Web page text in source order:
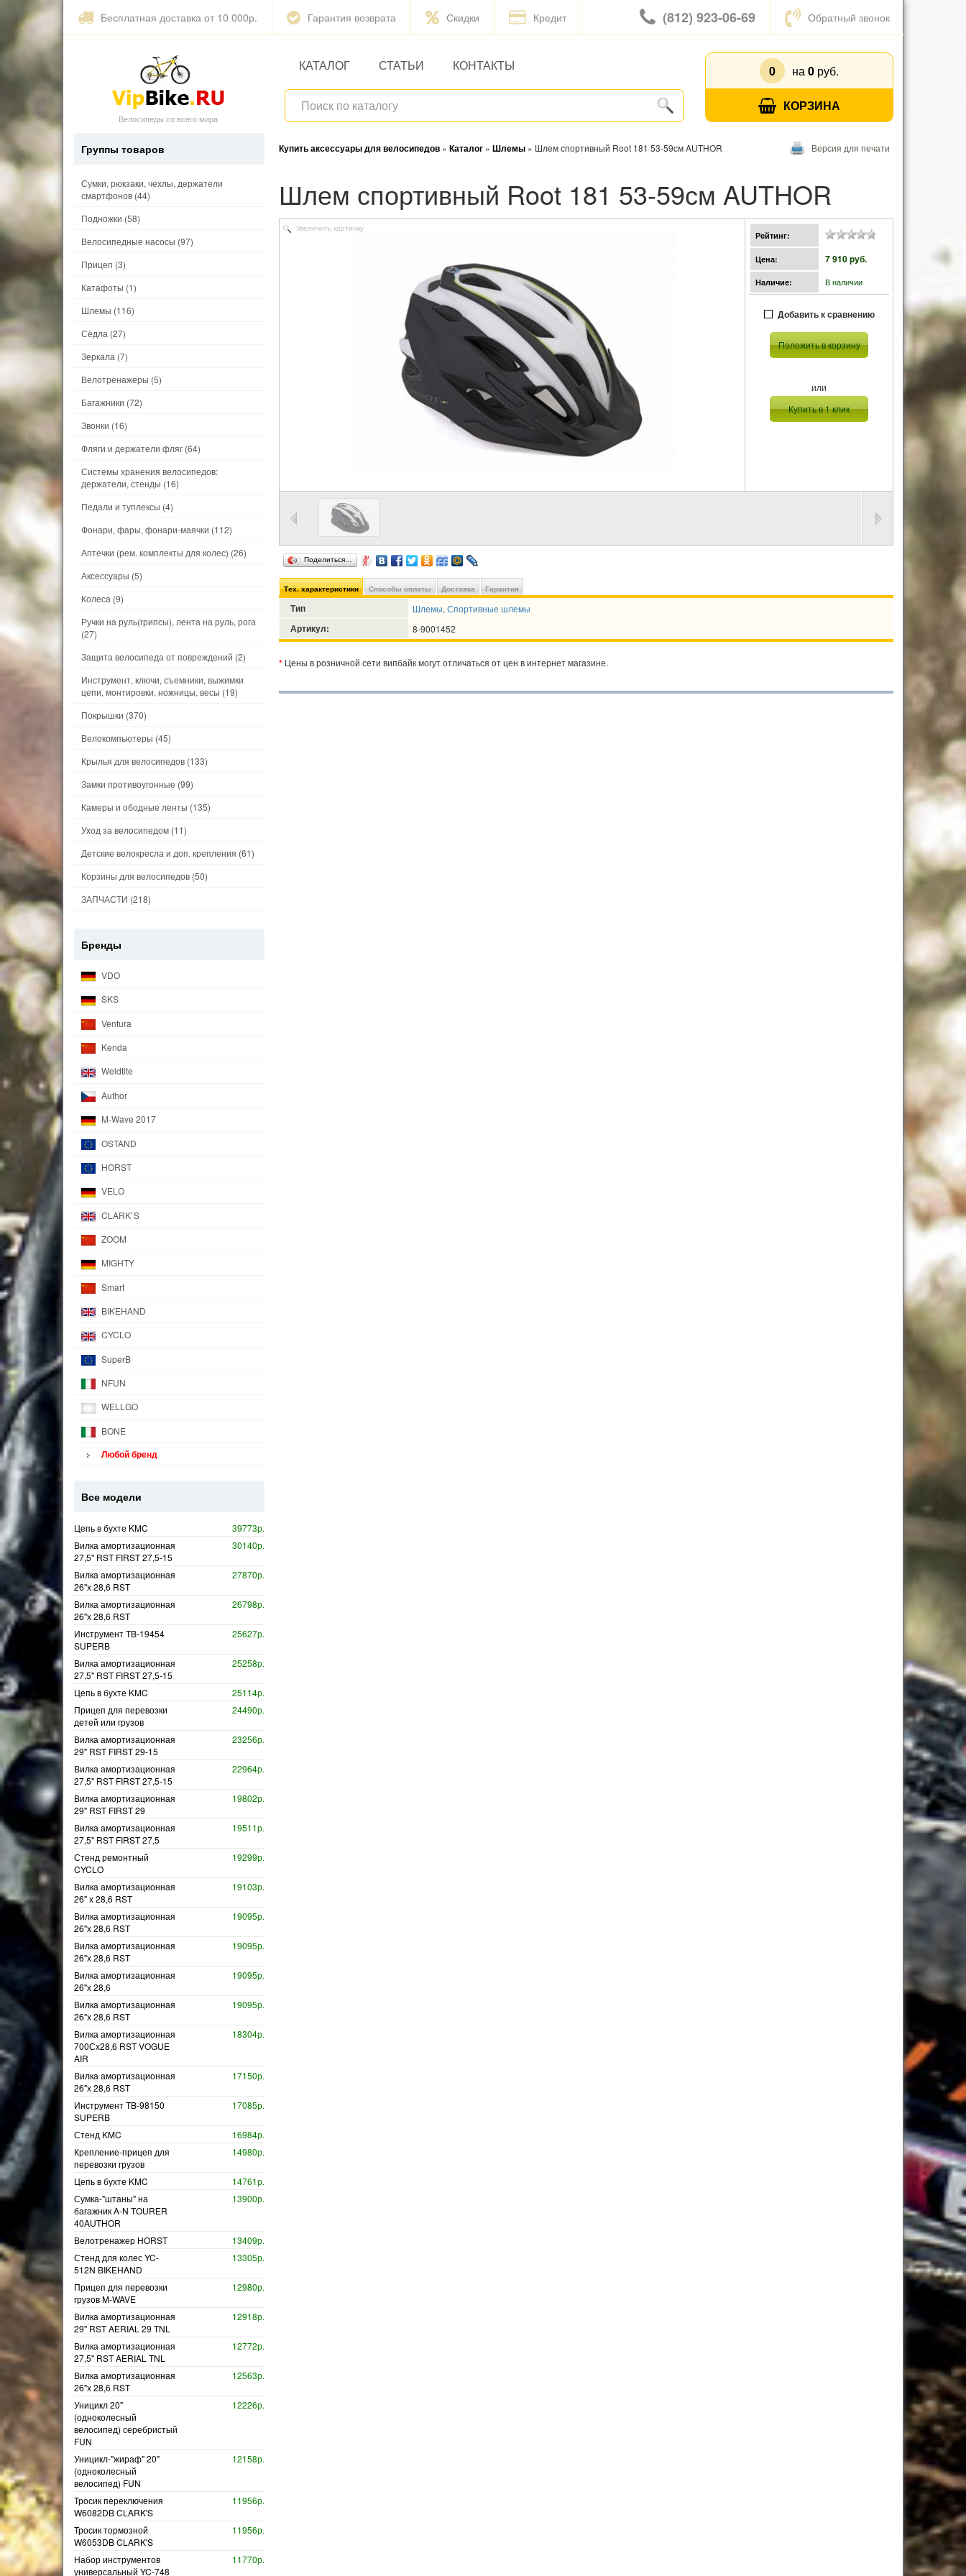
Бесплатная доставка от 10 000р. Гарантия возврата Скидки Кредит (812) 923-06-69 Обратный звонок
Велосипеды со всего мира
КАТАЛОГ СТАТЬИ КОНТАКТЫ 0 на 0руб.
КОРЗИНА
Купить аксессуары для велосипедов » Каталог » Шлемы » Шлем спортивный Root 181 53-59см AUTHOR Версия для печати
Шлем спортивный Root 181 53-59см AUTHOR
Увеличить картинку
Рейтинг:
Цена: 7 910 pуб.
Наличие: В наличии
Добавить к сравнению
Положить в корзину
или
Купить в 1 клик
Поделиться…
Тех. характеристики Способы оплаты Доставка Гарантия
Тип Шлемы, Спортивные шлемы
Артикул: 8-9001452
* Цены в розничной сети випбайк могут отличаться от цен в интернет магазине.
Группы товаров
Сумки, рюкзаки, чехлы, держатели
смартфонов (44)
Подножки (58)
Велосипедные насосы (97)
Прицеп (3)
Катафоты (1)
Шлемы (116)
Сёдла (27)
Зеркала (7)
Велотренажеры (5)
Багажники (72)
Звонки (16)
Фляги и держатели фляг (64)
Системы хранения велосипедов:
держатели, стенды (16)
Педали и туплексы (4)
Фонари, фары, фонари-маячки (112)
Аптечки (рем. комплекты для колес) (26)
Аксессуары (5)
Колеса (9)
Ручки на руль(грипсы), лента на руль, рога
(27)
Защита велосипеда от повреждений (2)
Инструмент, ключи, съемники, выжимки
цепи, монтировки, ножницы, весы (19)
Покрышки (370)
Велокомпьютеры (45)
Крылья для велосипедов (133)
Замки противоугонные (99)
Камеры и ободные ленты (135)
Уход за велосипедом (11)
Детские велокресла и доп. крепления (61)
Корзины для велосипедов (50)
ЗАПЧАСТИ (218)
Бренды
VDO
SKS
Ventura
Kenda
Weldtite
Author
M-Wave 2017
OSTAND
HORST
VELO
CLARK`S
ZOOM
MIGHTY
Smart
BIKEHAND
CYCLO
SuperB
NFUN
WELLGO
BONE
Любой бренд
Все модели
Цепь в бухте KMC
39773р.
Вилка амортизационная
27,5" RST FIRST 27,5-15
30140р.
Вилка амортизационная
26"х 28,6 RST
27870р.
Вилка амортизационная
26"х 28,6 RST
26798р.
Инструмент TB-19454
SUPERB
25627р.
Вилка амортизационная
27,5" RST FIRST 27,5-15
25258р.
Цепь в бухте KMC
25114р.
Прицеп для перевозки
детей или грузов
24490р.
Вилка амортизационная
29" RST FIRST 29-15
23256р.
Вилка амортизационная
27,5" RST FIRST 27,5-15
22964р.
Вилка амортизационная
29" RST FIRST 29
19802р.
Вилка амортизационная
27,5" RST FIRST 27,5
19511р.
Стенд ремонтный
CYCLO
19299р.
Вилка амортизационная
26" х 28,6 RST
19103р.
Вилка амортизационная
26"х 28,6 RST
19095р.
Вилка амортизационная
26"х 28,6 RST
19095р.
Вилка амортизационная
26"х 28,6
19095р.
Вилка амортизационная
26"х 28,6 RST
19095р.
Вилка амортизационная
700Сх28,6 RST VOGUE
AIR
18304р.
Вилка амортизационная
26"х 28,6 RST
17150р.
Инструмент TB-98150
SUPERB
17085р.
Стенд KMC
16984р.
Крепление-прицеп для
перевозки грузов
14980р.
Цепь в бухте KMC
14761р.
Сумка-"штаны" на
багажник A-N TOURER
40AUTHOR
13900р.
Велотренажер HORST
13409р.
Стенд для колес YC-
512N BIKEHAND
13305р.
Прицеп для перевозки
грузов M-WAVE
12980р.
Вилка амортизационная
29" RST AERIAL 29 TNL
12918р.
Вилка амортизационная
27,5" RST AERIAL TNL
12772р.
Вилка амортизационная
26"х 28,6 RST
12563р.
Уницикл 20"
(одноколесный
велосипед) серебристый
FUN
12226р.
Уницикл-"жираф" 20"
(одноколесный
велосипед) FUN
12158р.
Тросик переключения
W6082DB CLARK'S
11956р.
Тросик тормозной
W6053DB CLARK'S
11956р.
Набор инструментов
универсальный YC-748
11770р.